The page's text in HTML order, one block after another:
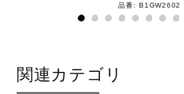
品番: B1GW2602
関連カテゴリ